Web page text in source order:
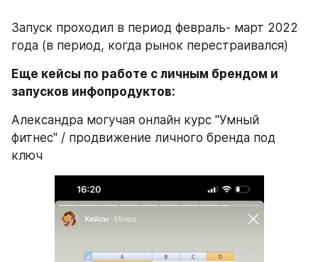
Запуск проходил в период февраль- март 2022
года (в период, когда рынок перестраивался)
Еще кейсы по работе с личным брендом и
запусков инфопродуктов:
Александра могучая онлайн курс "Умный
фитнес" / продвижение личного бренда под
ключ